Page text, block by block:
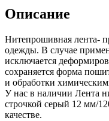
Описание
Нитепрошивная лента-
одежды. В случае
исключается
сохраняется форма
и обработки
У нас в наличии Лента
строчкой серый 12 мм/
качестве.